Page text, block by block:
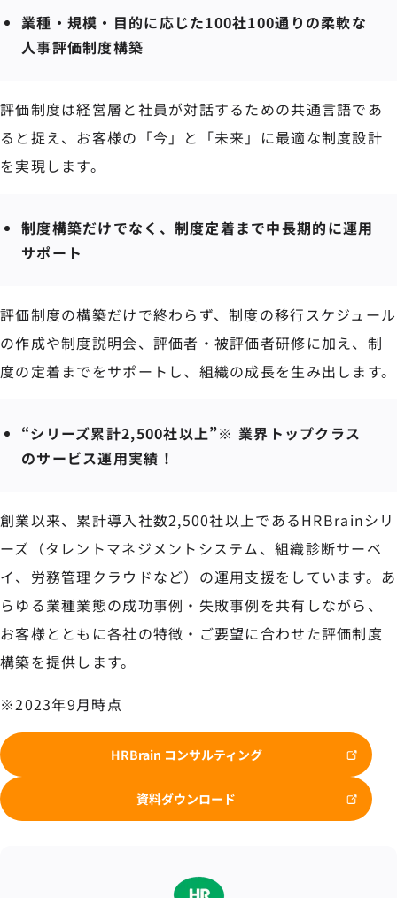
業種・規模・目的に応じた100社100通りの柔軟な
人事評価制度構築
評価制度は経営層と社員が対話するための共通言語であ
ると捉え、お客様の「今」と「未来」に最適な制度設計
を実現します。
制度構築だけでなく、制度定着まで中長期的に運用
サポート
評価制度の構築だけで終わらず、制度の移行スケジュール
の作成や制度説明会、評価者・被評価者研修に加え、制
度の定着までをサポートし、組織の成長を生み出します。
“シリーズ累計2,500社以上”※ 業界トップクラス
のサービス運用実績！
創業以来、累計導入社数2,500社以上であるHRBrainシリ
ーズ（タレントマネジメントシステム、組織診断サーベ
イ、労務管理クラウドなど）の運用支援をしています。あ
らゆる業種業態の成功事例・失敗事例を共有しながら、
お客様とともに各社の特徴・ご要望に合わせた評価制度
構築を提供します。
※2023年9月時点
HRBrain コンサルティング
資料ダウンロード